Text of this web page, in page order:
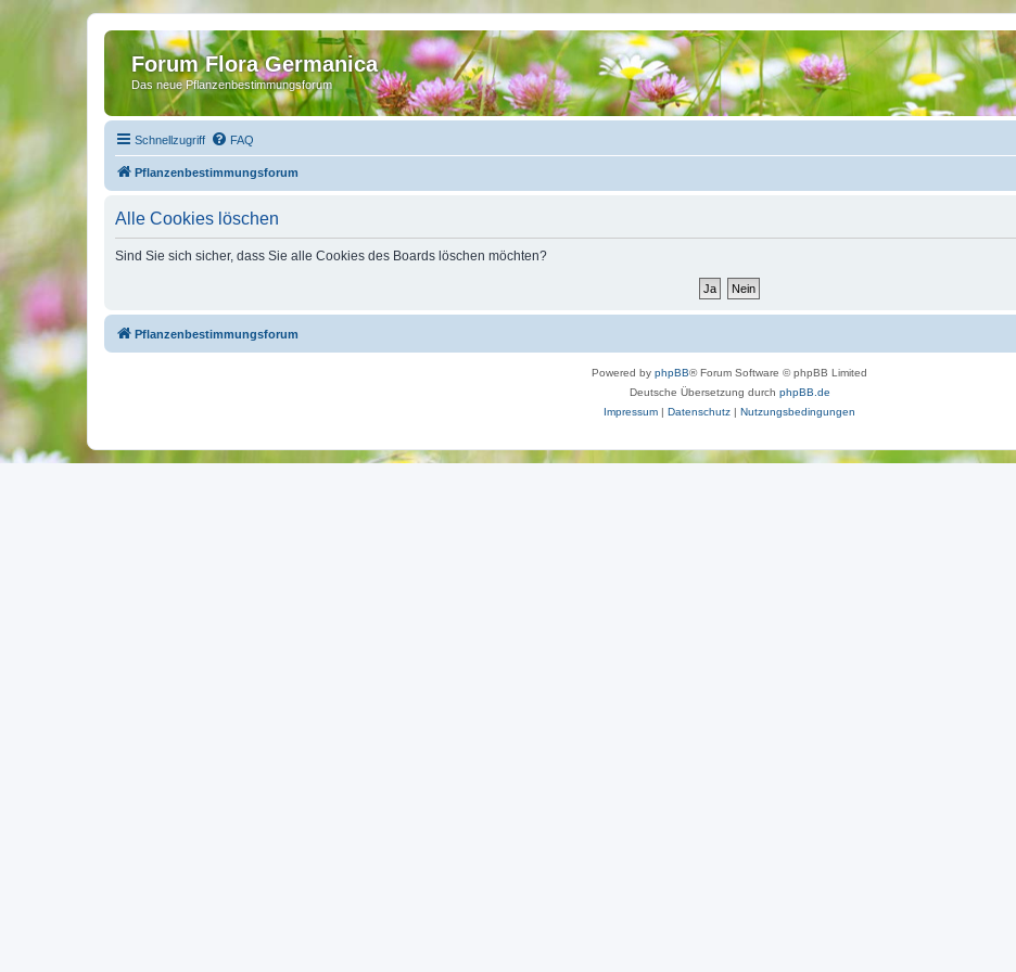
Forum Flora Germanica
Das neue Pflanzenbestimmungsforum
Schnellzugriff FAQ
Pflanzenbestimmungsforum
Alle Cookies löschen
Sind Sie sich sicher, dass Sie alle Cookies des Boards löschen möchten?
Pflanzenbestimmungsforum
Powered by phpBB® Forum Software © phpBB Limited
Deutsche Übersetzung durch phpBB.de
Impressum | Datenschutz | Nutzungsbedingungen